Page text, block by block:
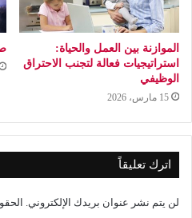
الموازنة بين العمل والحياة:
استراتيجيات فعالة لتجنب الاحتراق
الوظيفي
15 مارس، 2026
اترك تعليقاً
لن يتم نشر عنوان بريدك الإلكتروني.